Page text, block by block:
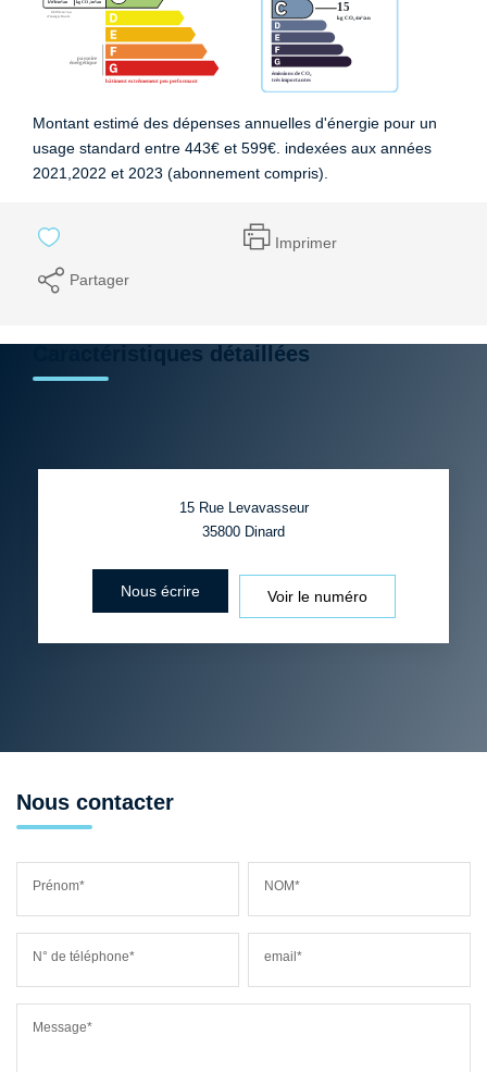
Montant estimé des dépenses annuelles d'énergie pour un
usage standard entre 443€ et 599€. indexées aux années
2021,2022 et 2023 (abonnement compris).
Imprimer
Partager
Caractéristiques détaillées
15 Rue Levavasseur
35800 Dinard
Nous écrire Voir le numéro
Nous contacter
Prénom* NOM*
N° de téléphone* email*
Message*